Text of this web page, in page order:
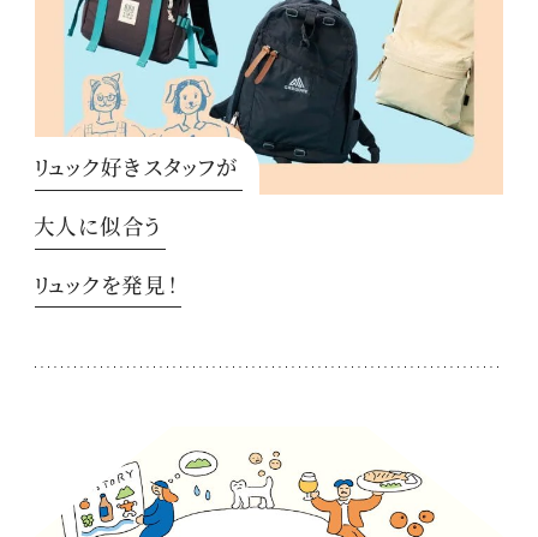
リュック好きスタッフが
大人に似合う
リュックを発見！